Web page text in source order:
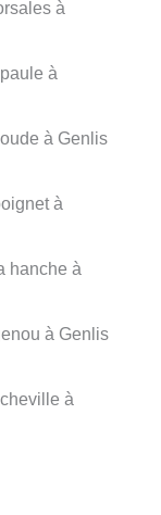
à
à
à Genlis
à
hanche à
à Genlis
à